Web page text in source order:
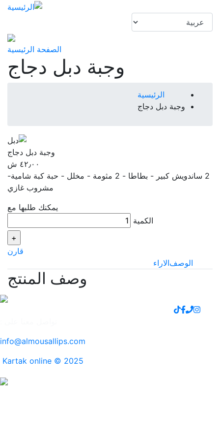
‫اﻟﺼﻔﺤﺔ ‬‫اﻟﺮﺋﻴﺴﻴﺔ‬
وجبة دبل دجاج
مسار
التنقل
الرئيسية
وجبة دبل دجاج
وجبة دبل دجاج
2 ساندويش كبير - بطاطا - 2 مثومة - مخلل - حبة كبة شامية-
مشروب غازي
‫ﻳﻤﻜﻨﻚ ‬‫ﻃﻠﺒﻬﺎ‬ ‫ﻣﻊ‬
الكمية
قارن
الوصفالاراء
وصف المنتج
info@almousallips.com
Kartak online © 2025